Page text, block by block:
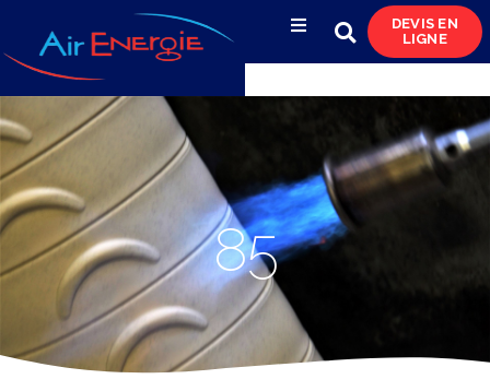
& condensats
Réservoirs
& réseaux de distribution
Azote
& pompes à vide
DEVIS EN
LIGNE
85